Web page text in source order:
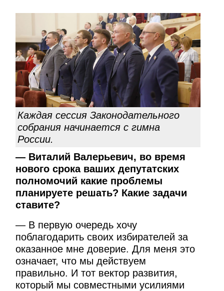
Каждая сессия Законодательного
собрания начинается с гимна
России.
— Виталий Валерьевич, во время
нового срока ваших депутатских
полномочий какие проблемы
планируете решать? Какие задачи
ставите?
— В первую очередь хочу
поблагодарить своих избирателей за
оказанное мне доверие. Для меня это
означает, что мы действуем
правильно. И тот вектор развития,
который мы совместными усилиями